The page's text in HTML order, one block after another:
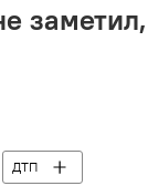
ДТП